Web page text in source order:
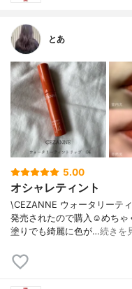
とあ
5.00
オシャレティント
\CEZANNE ウォータリーテ
発売されたので購入☺️めちゃ
塗りでも綺麗に色が…続きを